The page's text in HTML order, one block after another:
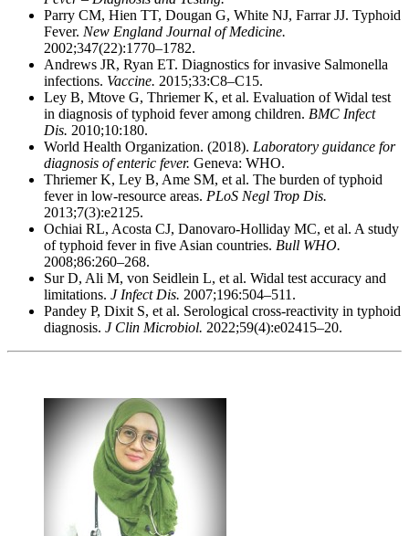
Parry CM, Hien TT, Dougan G, White NJ, Farrar JJ. Typhoid
Fever. New England Journal of Medicine.
2002;347(22):1770–1782.
Andrews JR, Ryan ET. Diagnostics for invasive Salmonella
infections. Vaccine. 2015;33:C8–C15.
Ley B, Mtove G, Thriemer K, et al. Evaluation of Widal test
in diagnosis of typhoid fever among children. BMC Infect
Dis. 2010;10:180.
World Health Organization. (2018). Laboratory guidance for
diagnosis of enteric fever. Geneva: WHO.
Thriemer K, Ley B, Ame SM, et al. The burden of typhoid
fever in low-resource areas. PLoS Negl Trop Dis.
2013;7(3):e2125.
Ochiai RL, Acosta CJ, Danovaro-Holliday MC, et al. A study
of typhoid fever in five Asian countries. Bull WHO.
2008;86:260–268.
Sur D, Ali M, von Seidlein L, et al. Widal test accuracy and
limitations. J Infect Dis. 2007;196:504–511.
Pandey P, Dixit S, et al. Serological cross-reactivity in typhoid
diagnosis. J Clin Microbiol. 2022;59(4):e02415–20.